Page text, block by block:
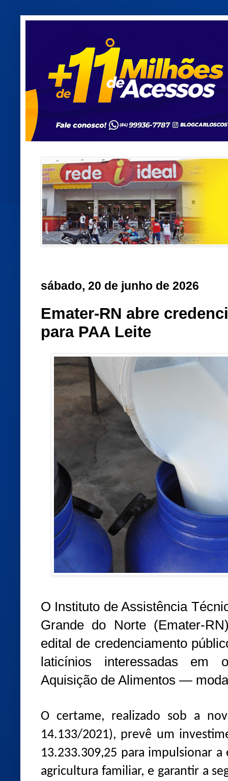
sábado, 20 de junho de 2026
Emater-RN abre
para PAA Leite
O Instituto de Assistência
Grande do Norte (Emater-
edital de credenciamento
laticínios interessadas em
Aquisição de Alimentos —
O certame, realizado sob a
14.133/2021), prevê um
13.233.309,25 para impulsionar
agricultura familiar, e garantir a